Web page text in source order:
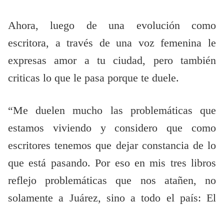
Ahora, luego de una evolución como
escritora, a través de una voz femenina le
expresas amor a tu ciudad, pero también
criticas lo que le pasa porque te duele.
“Me duelen mucho las problemáticas que
estamos viviendo y considero que como
escritores tenemos que dejar constancia de lo
que está pasando. Por eso en mis tres libros
reflejo problemáticas que nos atañen, no
solamente a Juárez, sino a todo el país: El